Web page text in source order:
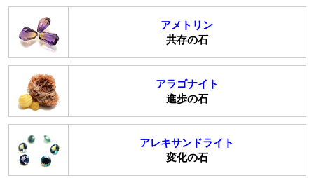
アメトリン
共存の石
アラゴナイト
進歩の石
アレキサンドライト
変化の石